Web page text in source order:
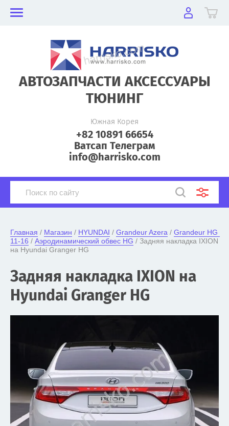
АВТОЗАПЧАСТИ АКСЕССУАРЫ
ТЮНИНГ
Южная Корея
+82 10891 66654
Ватсап Телеграм
info@harrisko.com
Главная / Магазин / HYUNDAI / Grandeur Azera / Grandeur HG
11-16 / Аэродинамический обвес HG / Задняя накладка IXION
на Hyundai Granger HG
Задняя накладка IXION на
Hyundai Granger HG